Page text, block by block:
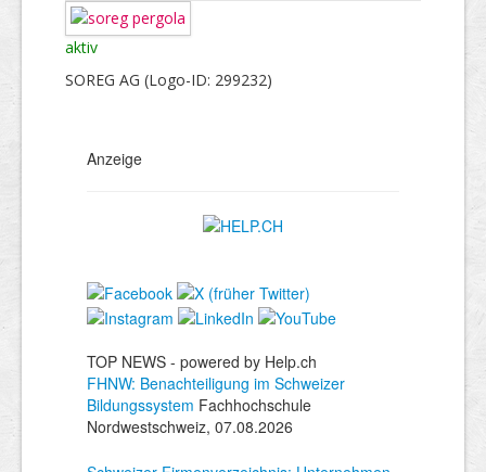
aktiv
SOREG AG (Logo-ID: 299232)